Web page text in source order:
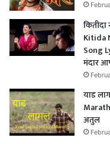
Kitida
Song
मंदार
याड
अतुल